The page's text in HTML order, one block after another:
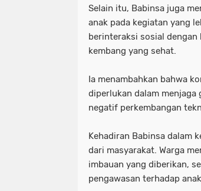
Selain itu, Babinsa juga
anak pada kegiatan yang
berinteraksi sosial
kembang yang sehat.
Ia menambahkan bahwa
diperlukan dalam
negatif perkembangan
Kehadiran Babinsa dalam
dari masyarakat. Warga
imbauan yang diberikan,
pengawasan terhadap